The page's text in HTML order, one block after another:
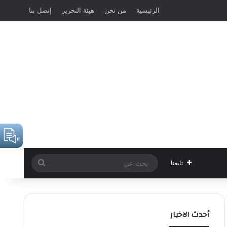
الرئيسية من نحن هيئة التحرير إتصل بنا
تابعنا
عن
أحدث الاخبار